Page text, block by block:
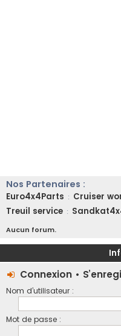
Nos Partenaires :
Euro4x4Parts : Cruiser
Treuil service :
Aucun forum.
Connexion •
Nom d’utilisateur :
Mot de passe :